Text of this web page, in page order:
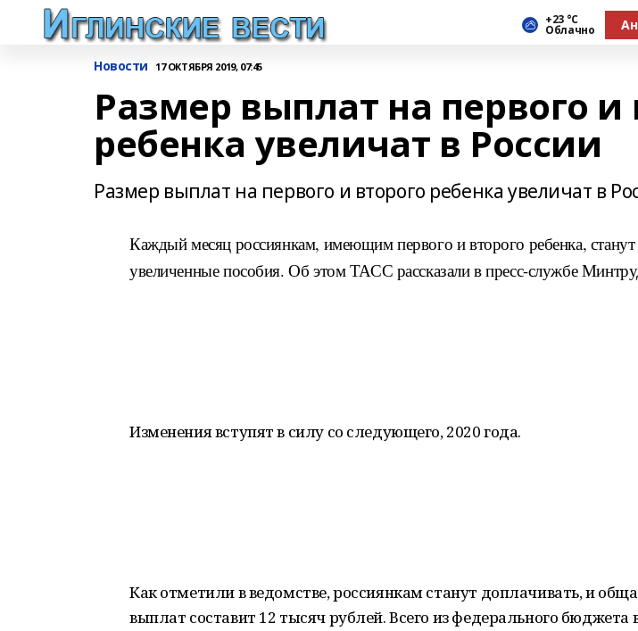
+23 °С
Облачно
Новости 17 ОКТЯБРЯ 2019, 07:45
Размер выплат на первого и
ребенка увеличат в России
Размер выплат на первого и второго ребенка увеличат в
Каждый месяц россиянкам, имеющим первого и второго ребенка, станут
увеличенные пособия. Об этом ТАСС рассказали в пресс-службе
Изменения вступят в силу со следующего, 2020 года.
Как отметили в ведомстве, россиянкам станут доплачивать, и
выплат составит 12 тысяч рублей. Всего из федерального бюджета